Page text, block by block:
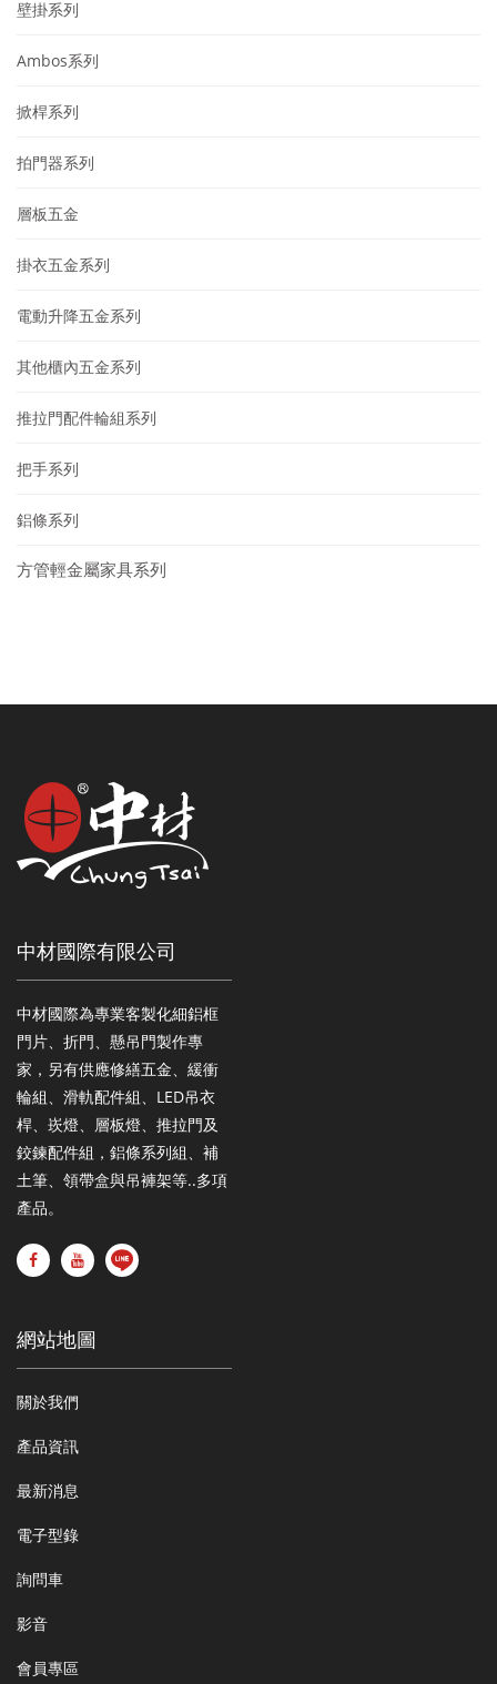
壁掛系列
Ambos系列
掀桿系列
拍門器系列
層板五金
掛衣五金系列
電動升降五金系列
其他櫃內五金系列
推拉門配件輪組系列
把手系列
鋁條系列
方管輕金屬家具系列
中材國際有限公司
中材國際為專業客製化細鋁框
門片、折門、懸吊門製作專
家，另有供應修繕五金、緩衝
輪組、滑軌配件組、LED吊衣
桿、崁燈、層板燈、推拉門及
鉸鍊配件組，鋁條系列組、補
土筆、領帶盒與吊褲架等..多項
產品。
網站地圖
關於我們
產品資訊
最新消息
電子型錄
詢問車
影音
會員專區